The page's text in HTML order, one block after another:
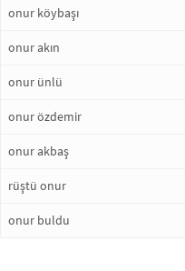
onur köybaşı
onur akın
onur ünlü
onur özdemir
onur akbaş
rüştü onur
onur buldu